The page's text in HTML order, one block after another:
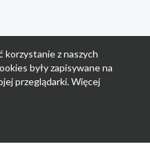
korzystanie z naszych
były zapisywane na
przeglądarki. Więcej